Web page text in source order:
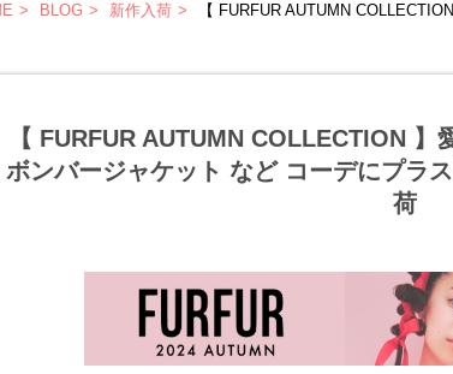
BLOG 新作入荷 【 FURFUR AUTUMN COLLECTION 】愛らしい ストール
【 FURFUR AUTUMN COLLECTION 】
ボンバージャケット など コーデにプラ
荷